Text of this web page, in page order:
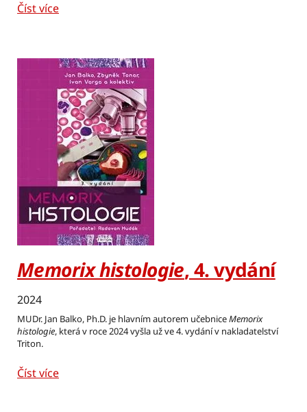
Číst více
Memorix histologie, 4. vydání
2024
MUDr. Jan Balko, Ph.D. je hlavním autorem učebniceMemorix
histologie, která v roce 2024 vyšla už ve 4. vydání v nakladatelství
Triton.
Číst více